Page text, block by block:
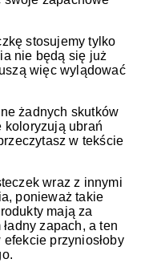
stosujemy tylko
nie będą się już
więc wylądować
żadnych skutków
koloryzują ubrań
w tekście
wraz z innymi
ponieważ takie
mają za
zapach, a ten
przyniosłoby